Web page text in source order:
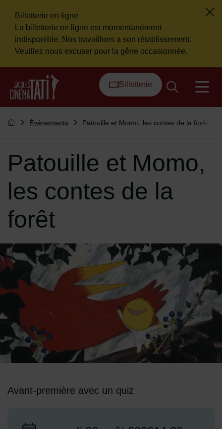
Flash info
Billetterie en ligne
La billetterie en ligne est momentanément
indisponible. Nos travaillons a son rétablissement.
Veuillez nous excuser pour la gêne occasionnée.
Retour à l'accueil
Billetterie
Vous êtes ici :
Retourner à l'accueil
Événements Patouille et Momo, les contes de la forêt
Patouille et Momo,
les contes de la
forêt
Avant-première avec un quiz